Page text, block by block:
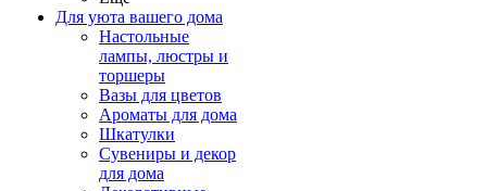
Для уюта вашего дома
Настольные
лампы, люстры и
торшеры
Вазы для цветов
Ароматы для дома
Шкатулки
Сувениры и декор
для дома